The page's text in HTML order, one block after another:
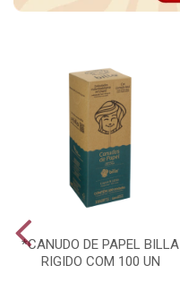
*CANUDO DE PAPEL BILLA
RIGIDO COM 100 UN